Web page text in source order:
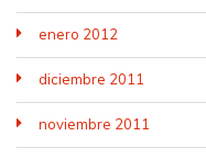
enero 2012
diciembre 2011
noviembre 2011